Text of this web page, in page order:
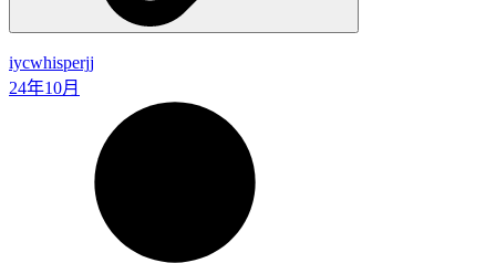
iycwhisperjj
24年10月